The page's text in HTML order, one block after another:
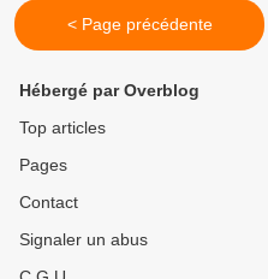
< Page précédente
Hébergé par Overblog
Top articles
Pages
Contact
Signaler un abus